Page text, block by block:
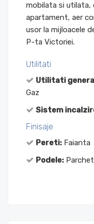
mobilata si utilata,
apartament, aer
usor la mijloacele
P-ta Victoriei.
Utilitati
Utilitati
Gaz
Sistem
Finisaje
Pereti: Faianta
Podele: